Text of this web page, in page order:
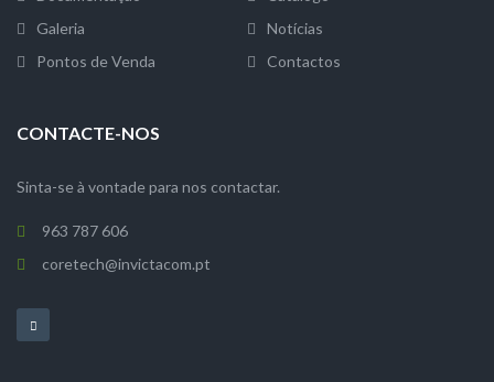
Galeria
Notícias
Pontos de Venda
Contactos
CONTACTE-NOS
Sinta-se à vontade para nos contactar.
963 787 606
coretech@invictacom.pt